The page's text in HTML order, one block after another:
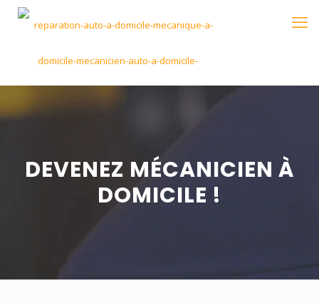
DEVENEZ MÉCANICIEN À
DOMICILE !